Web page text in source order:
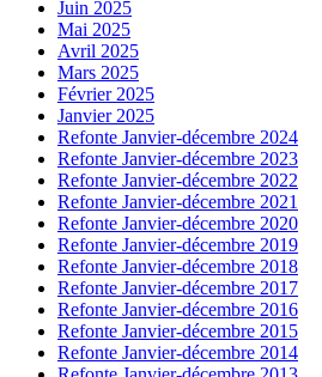
Juin 2025
Mai 2025
Avril 2025
Mars 2025
Février 2025
Janvier 2025
Refonte Janvier-décembre 2024
Refonte Janvier-décembre 2023
Refonte Janvier-décembre 2022
Refonte Janvier-décembre 2021
Refonte Janvier-décembre 2020
Refonte Janvier-décembre 2019
Refonte Janvier-décembre 2018
Refonte Janvier-décembre 2017
Refonte Janvier-décembre 2016
Refonte Janvier-décembre 2015
Refonte Janvier-décembre 2014